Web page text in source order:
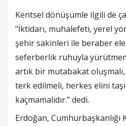
Kentsel dönüşümle ilgili de
"İktidarı, muhalefeti, yerel
şehir sakinleri ile beraber
seferberlik ruhuyla
artık bir mutabakat
terk edilmeli, herkes elini
kaçmamalıdır." dedi.
Erdoğan,